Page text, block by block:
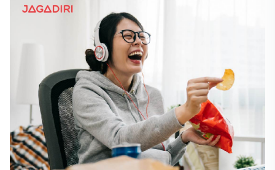
Aman
Lifestyle
Asuransi Ramean
Jaga Aman Instan
Asuransi Korporat
Asuransi Kecelakaan
Asuransi Kesehatan
Promo
Hitung Premi
Layanan